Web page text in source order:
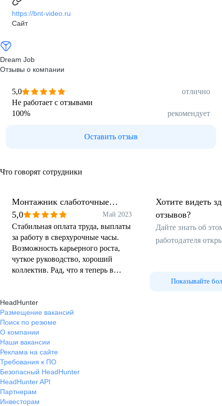
https://bnt-video.ru
Сайт
Dream Job
Отзывы о компании
5,0
отлично
Не работает с отзывами
100% рекомендует
Оставить отзыв
Что говорят сотрудники
Монтажник слаботочные
системы
5,0 Май 2023
Стабильная оплата труда, выплаты
за работу в сверхурочные часы.
Возможность карьерного роста,
чуткое руководство, хороший
коллектив. Рад, что я теперь в
Хотите видеть
отзывов?
Дайте знать об
работодателя
Показывайте
HeadHunter
Размещение вакансий
Поиск по резюме
О компании
Наши вакансии
Реклама на сайте
Требования к ПО
Безопасный HeadHunter
HeadHunter API
Партнерам
Инвесторам